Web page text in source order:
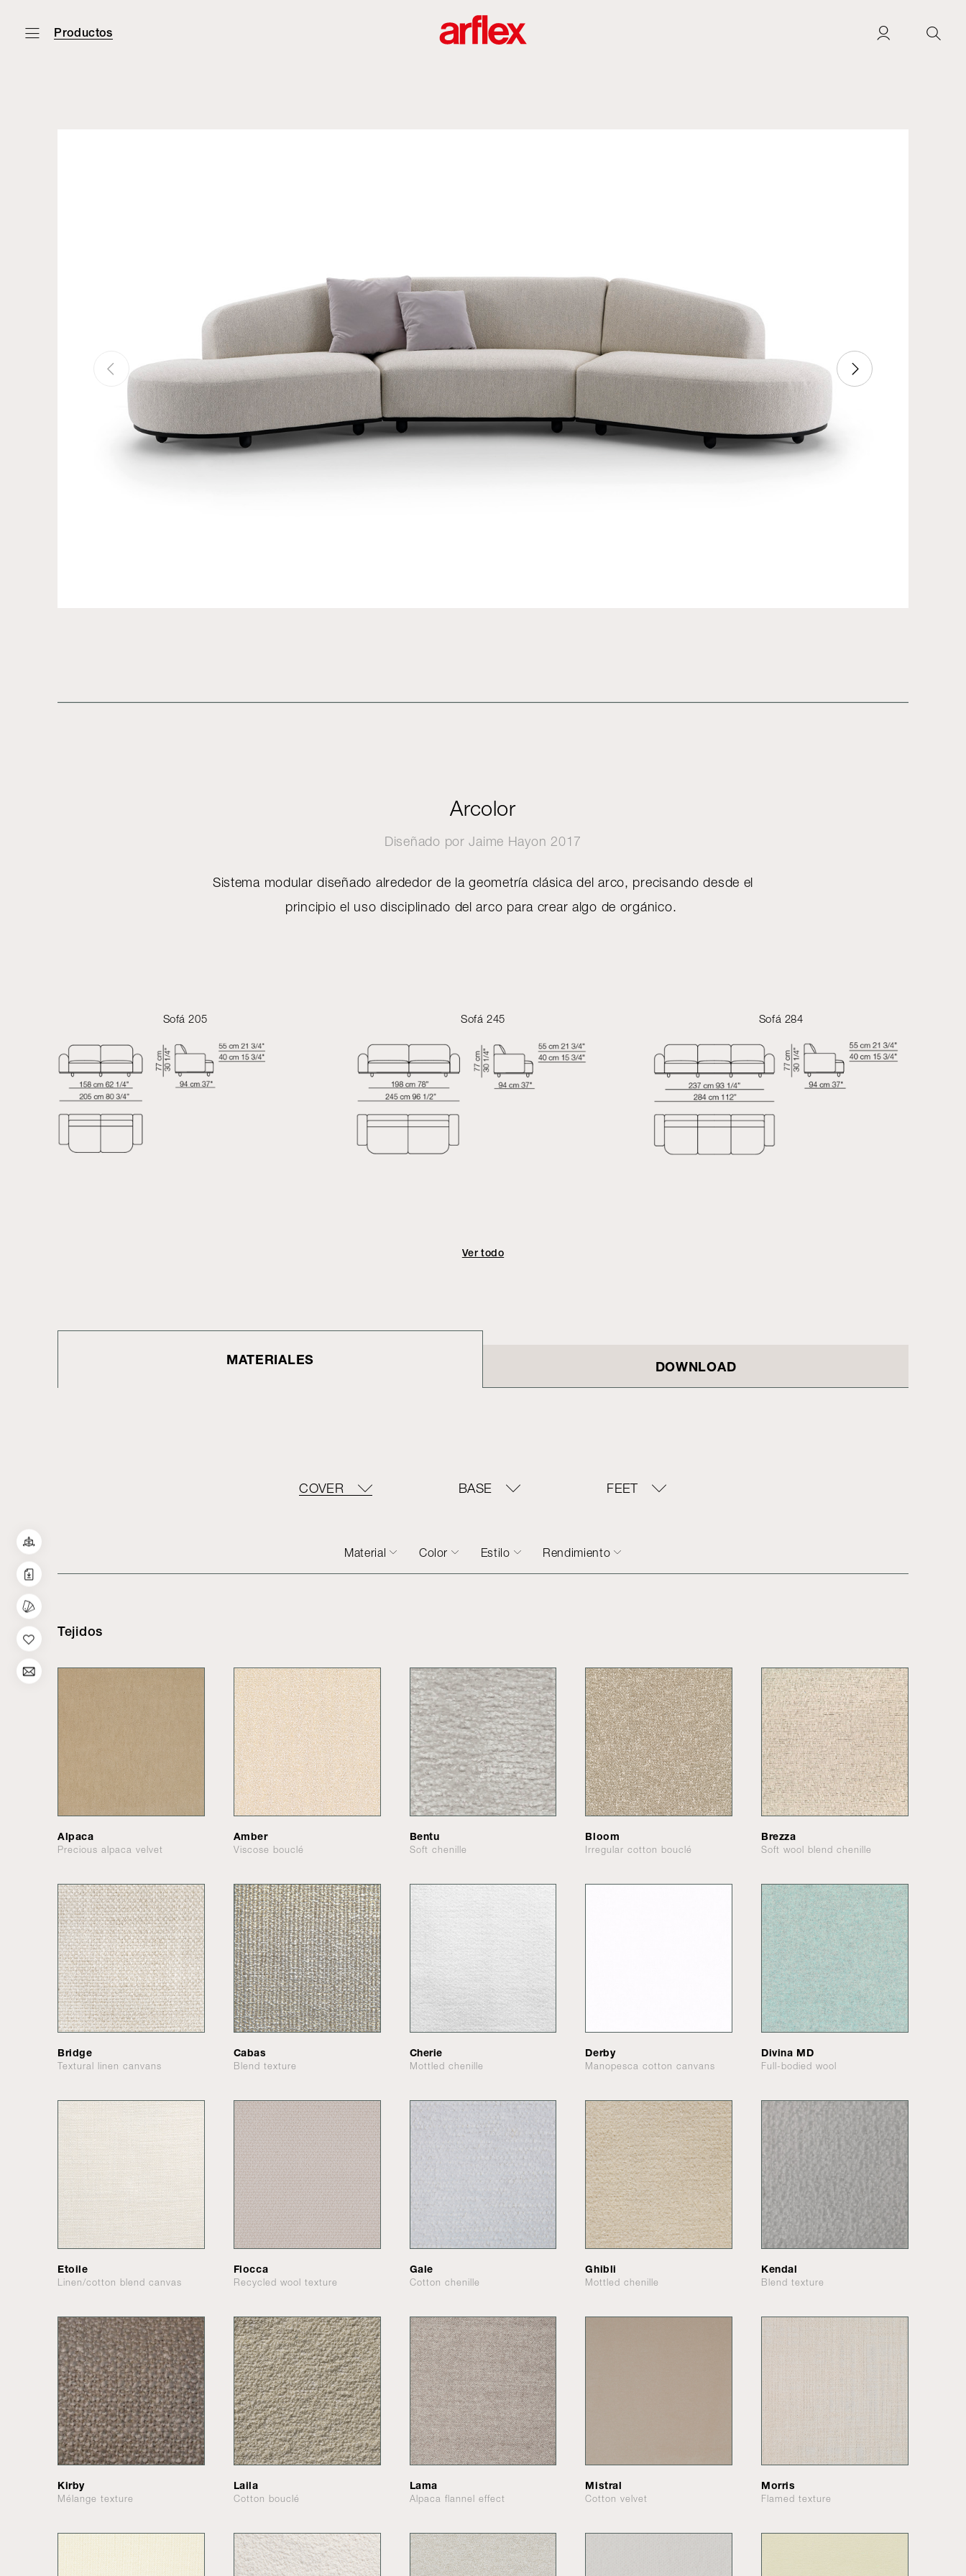
Productos
Arcolor
Diseñado porJaime Hayon 2017
Sistema modular diseñado alrededor de la geometría clásica del arco, precisando desde el
principio el uso disciplinado del arco para crear algo de orgánico.
Sofá 205 Sofá 245 Sofá 284
Ver todo
MATERIALES DOWNLOAD
COVER BASE FEET
Material Color Estilo Rendimiento
Tejidos
Alpaca
Precious alpaca velvet
Amber
Viscose bouclé
Bentu
Soft chenille
Bloom
Irregular cotton bouclé
Brezza
Soft wool blend chenille
Bridge
Textural linen canvans
Cabas
Blend texture
Cherie
Mottled chenille
Derby
Manopesca cotton canvans
Divina MD
Full-bodied wool
Etoile
Linen/cotton blend canvas
Flocca
Recycled wool texture
Gale
Cotton chenille
Ghibli
Mottled chenille
Kendal
Blend texture
Kirby
Mélange texture
Laila
Cotton bouclé
Lama
Alpaca flannel effect
Mistral
Cotton velvet
Morris
Flamed texture